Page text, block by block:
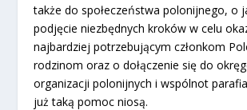
także do społeczeństwa polonijnego, o
podjęcie niezbędnych kroków w celu
najbardziej potrzebującym członkom
rodzinom oraz o dołączenie się do
organizacji polonijnych i wspólnot
już taką pomoc niosą.